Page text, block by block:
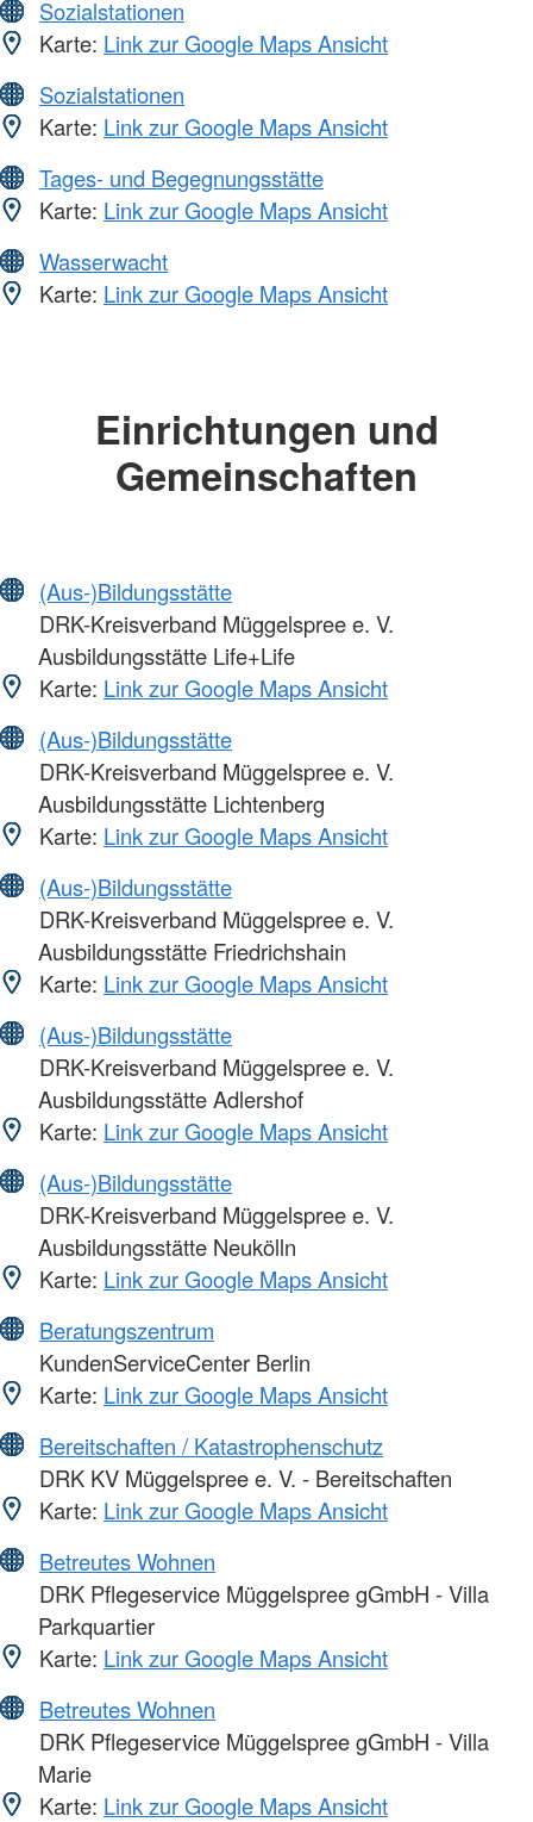
Sozialstationen
Karte: Link zur Google Maps Ansicht
Sozialstationen
Karte: Link zur Google Maps Ansicht
Tages- und Begegnungsstätte
Karte: Link zur Google Maps Ansicht
Wasserwacht
Karte: Link zur Google Maps Ansicht
Einrichtungen und
Gemeinschaften
(Aus-)Bildungsstätte
DRK-Kreisverband Müggelspree e. V.
Ausbildungsstätte Life+Life
Karte: Link zur Google Maps Ansicht
(Aus-)Bildungsstätte
DRK-Kreisverband Müggelspree e. V.
Ausbildungsstätte Lichtenberg
Karte: Link zur Google Maps Ansicht
(Aus-)Bildungsstätte
DRK-Kreisverband Müggelspree e. V.
Ausbildungsstätte Friedrichshain
Karte: Link zur Google Maps Ansicht
(Aus-)Bildungsstätte
DRK-Kreisverband Müggelspree e. V.
Ausbildungsstätte Adlershof
Karte: Link zur Google Maps Ansicht
(Aus-)Bildungsstätte
DRK-Kreisverband Müggelspree e. V.
Ausbildungsstätte Neukölln
Karte: Link zur Google Maps Ansicht
Beratungszentrum
KundenServiceCenter Berlin
Karte: Link zur Google Maps Ansicht
Bereitschaften / Katastrophenschutz
DRK KV Müggelspree e. V. - Bereitschaften
Karte: Link zur Google Maps Ansicht
Betreutes Wohnen
DRK Pflegeservice Müggelspree gGmbH - Villa
Parkquartier
Karte: Link zur Google Maps Ansicht
Betreutes Wohnen
DRK Pflegeservice Müggelspree gGmbH - Villa
Marie
Karte: Link zur Google Maps Ansicht